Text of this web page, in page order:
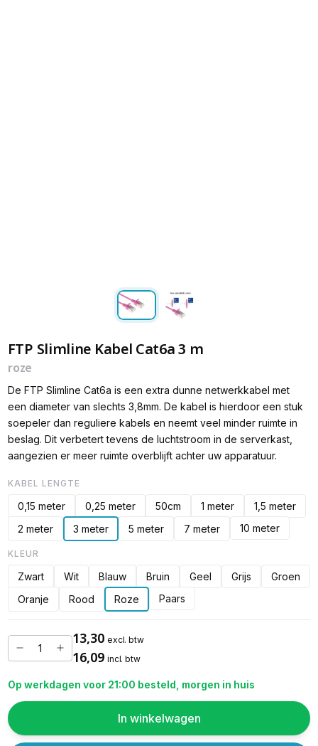
FTP Slimline Kabel Cat6a 3 m
roze
De FTP Slimline Cat6a is een extra dunne netwerkkabel met
een diameter van slechts 3,8mm. De kabel is hierdoor een stuk
soepeler dan reguliere kabels en neemt veel minder ruimte in
beslag. Dit verbetert tevens de luchtstroom in de serverkast,
aangezien er meer ruimte overblijft achter uw apparatuur.
KABEL LENGTE
0,15 meter 0,25 meter 50cm 1 meter
1,5 meter
2 meter
3 meter 5 meter 7 meter 10 meter
KLEUR
Zwart Wit Blauw Bruin Geel Grijs
Groen
Oranje
Rood Roze Paars
13,30 excl. btw
16,09 incl. btw
Op werkdagen voor 21:00 besteld, morgen in huis
In winkelwagen